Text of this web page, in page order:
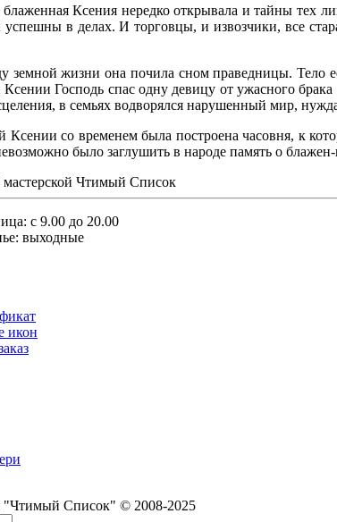
Ксения нередко открывала и тайны тех
в делах. И торговцы, и извозчики, все
земной жизни она почила сном праведницы.
Господь спас одну девицу от ужасного
в семьях водворялся нарушенный мир,
со временем была построена часовня, к
было заглушить в народе память о
с 9.00 до 20.00
выходные
икон
"Чтимый Список" © 2008-2025